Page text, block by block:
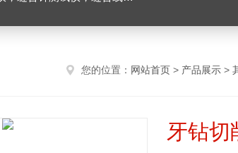
您的位置： 网站首页 > 产品展示 >
牙钻切